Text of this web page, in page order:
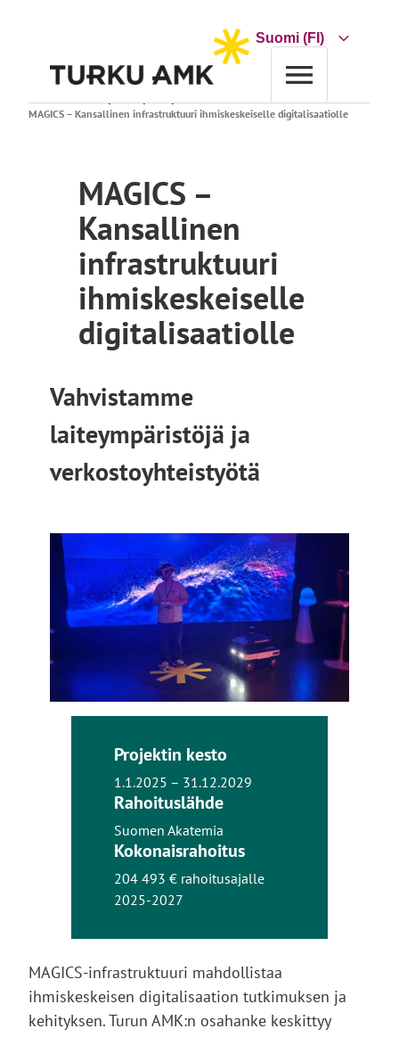
Choose
MAGICS – Kansallinen infrastruktuuri ihmiskeskeiselle digitalisaatiolle
MAGICS –
Kansallinen
infrastruktuuri
ihmiskeskeiselle
digitalisaatiolle
Vahvistamme
laiteympäristöjä ja
verkostoyhteistyötä
Projektin kesto
1.1.2025 – 31.12.2029
Rahoituslähde
Suomen Akatemia
Kokonaisrahoitus
204 493 € rahoitusajalle
2025-2027
MAGICS-infrastruktuuri mahdollistaa
ihmiskeskeisen digitalisaation tutkimuksen ja
kehityksen. Turun AMK:n osahanke keskittyy